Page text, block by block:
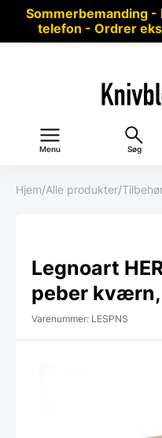
Sommerbemanding
telefon - Ordrer
Menu Søg
Hjem/Alle produkter/
Legnoart
peber
Varenummer: LESPNS